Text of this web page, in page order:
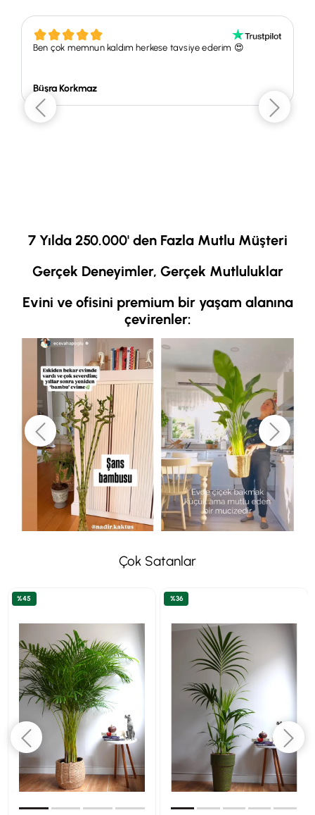
Ben çok memnun kaldım herkese tavsiye ederim 😍
Büşra Korkmaz
7 Yılda 250.000' den Fazla Mutlu Müşteri
Gerçek Deneyimler, Gerçek Mutluluklar
Evini ve ofisini premium bir yaşam alanına
çevirenler:
Çok Satanlar
%45 %36